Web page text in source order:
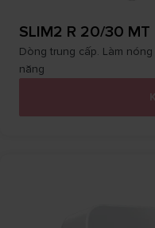
SLIM2 R 20/30 MT
Dòng trung cấp. Làm
năng